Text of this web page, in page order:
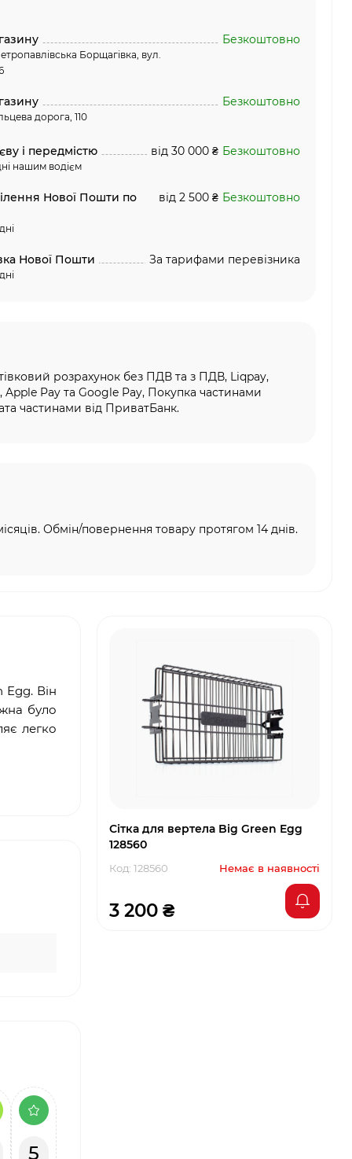
Борщагівка, вул.
Безкоштовно
дорога, 110
Безкоштовно
і передмістю
нашим водієм
від 30 000 ₴ Безкоштовно
Нової Пошти по від 2 500 ₴ Безкоштовно
Нової Пошти За тарифами перевізника
розрахунок без ПДВ та з ПДВ, Liqpay,
Apple Pay та Google Pay, Покупка частинами
частинами від ПриватБанк.
Обмін/повернення товару протягом 14 днів.
Він
було
легко
5
Сітка для вертела Big Green Egg
128560
Код: 128560 Немає в наявності
3 200 ₴